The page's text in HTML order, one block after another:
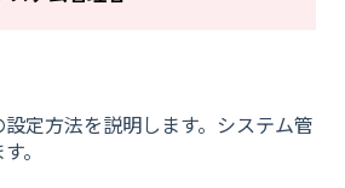
設定方法を説明します。システム管
。